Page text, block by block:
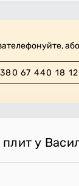
67 440 18 12
у